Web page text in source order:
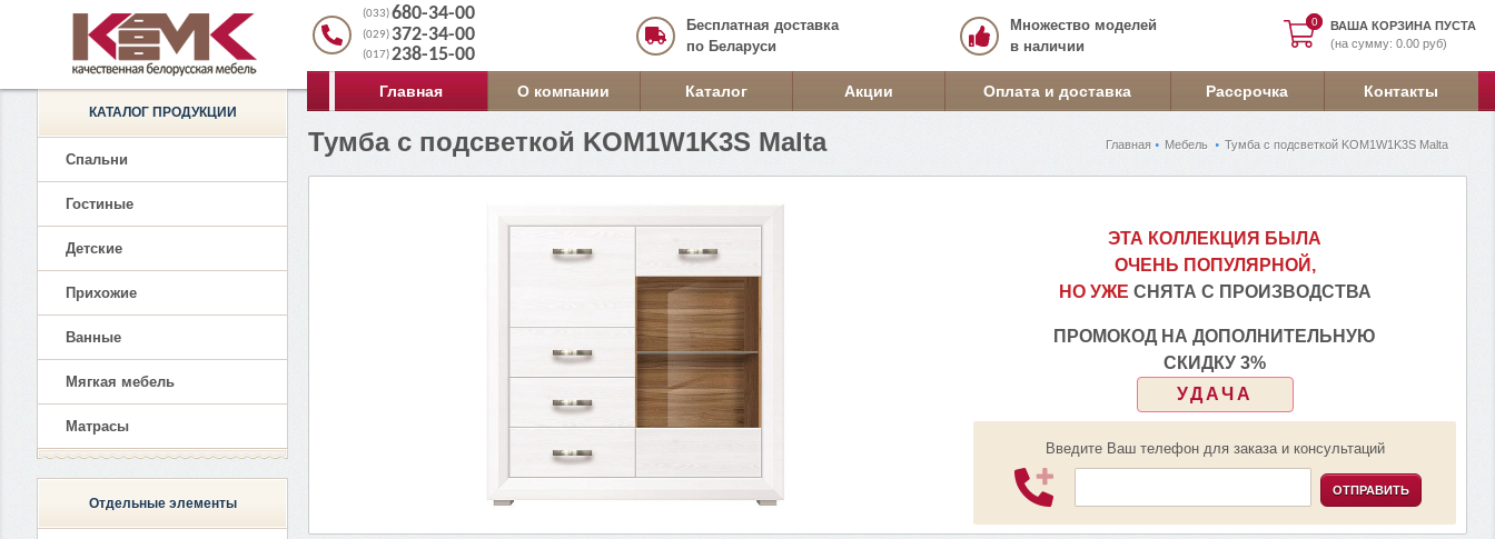
0
0
ВАША КОРЗИНА ПУСТА
(на сумму: 0.00 руб)
(033)680-34-00
(029) 372-34-00
(017)238-15-00
Бесплатная доставка
по Беларуси
Множество моделей
в наличии
Главная О компании Каталог Акции Оплата и доставка Рассрочка Контакты
Главная Мебель Тумба с подсветкой KOM1W1K3S Malta
Тумба с подсветкой KOM1W1K3S Malta
ЭТА КОЛЛЕКЦИЯ БЫЛА
ОЧЕНЬ ПОПУЛЯРНОЙ,
НО УЖЕ СНЯТА С ПРОИЗВОДСТВА
ПРОМОКОД НА ДОПОЛНИТЕЛЬНУЮ
СКИДКУ 3%
УДАЧА
Введите Ваш телефон для заказа и консультаций
ОТПРАВИТЬ
КАТАЛОГ ПРОДУКЦИИ
Спальни
Гостиные
Детские
Прихожие
Ванные
Мягкая мебель
Матрасы
Отдельные элементы